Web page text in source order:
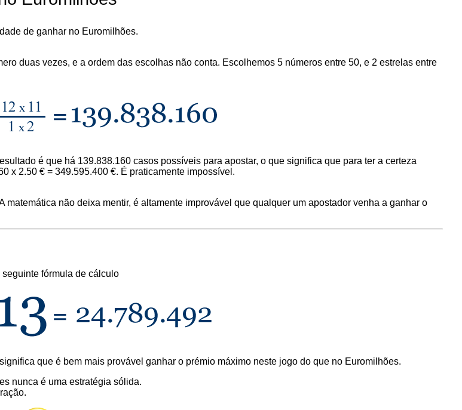
de ganhar no Euromilhões.
duas vezes, e a ordem das escolhas não conta. Escolhemos 5 números entre 50, e 2 estrelas entre
é que há 139.838.160 casos possíveis para apostar, o que significa que para ter a certeza
x 2.50 € = 349.595.400 €. É praticamente impossível.
não deixa mentir, é altamente improvável que qualquer um apostador venha a ganhar o
fórmula de cálculo
que é bem mais provável ganhar o prémio máximo neste jogo do que no Euromilhões.
nunca é uma estratégia sólida.